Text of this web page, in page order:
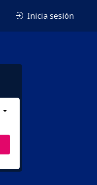
Inicia sesión